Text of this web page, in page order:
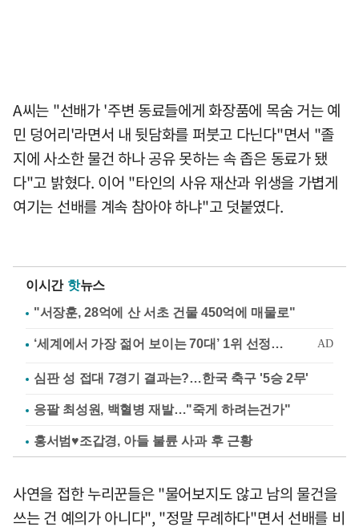
A씨는 "선배가 '주변 동료들에게 화장품에 목숨 거는 예
민 덩어리'라면서 내 뒷담화를 퍼붓고 다닌다"면서 "졸
지에 사소한 물건 하나 공유 못하는 속 좁은 동료가 됐
다"고 밝혔다. 이어 "타인의 사유 재산과 위생을 가볍게
여기는 선배를 계속 참아야 하냐"고 덧붙였다.
이시간 핫뉴스
"서장훈, 28억에 산 서초 건물 450억에 매물로"
심판 성 접대 7경기 결과는?…한국 축구 '5승 2무'
응팔 최성원, 백혈병 재발…"죽게 하려는건가"
홍서범♥조갑경, 아들 불륜 사과 후 근황
사연을 접한 누리꾼들은 "물어보지도 않고 남의 물건을
쓰는 건 예의가 아니다", "정말 무례하다"면서 선배를 비